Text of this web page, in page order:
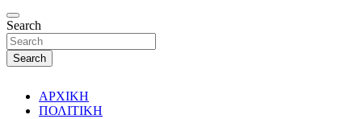
Search
Search
ΑΡΧΙΚΗ
ΠΟΛΙΤΙΚΗ